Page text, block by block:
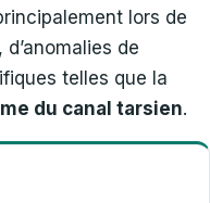
lors de
de
telles que la
du canal tarsien.